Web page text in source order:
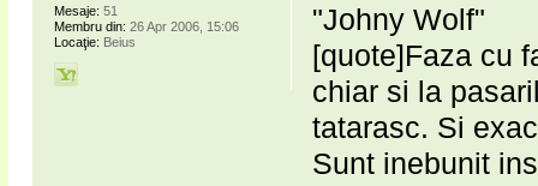
"Johny Wolf"
[quote]Faza cu
chiar si la
tatarasc. Si
Sunt inebunit
Mesaje: 51
Membru din: 26 Apr 2006, 15:06
Locaţie: Beius